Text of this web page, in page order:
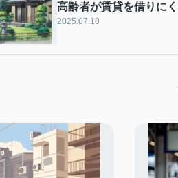
高齢者が賃貸を借りに
2025.07.18